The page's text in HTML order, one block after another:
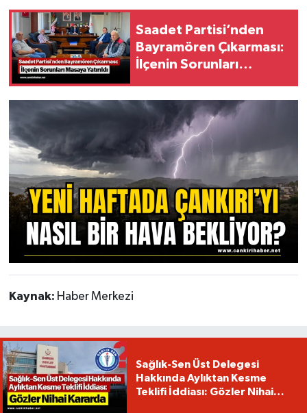
Saadet Partisi’nden
Bayramören Çıkarması:
İlçenin Sorunları
Kaynak: Haber Merkezi
Sağlık-Sen Üst Delegesi
Hakkında Aylıktan Kesme
Teklifi İddiası: Gözler Nihai